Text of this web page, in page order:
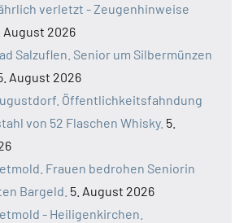
verletzt - Zeugenhinweise
August 2026
Salzuflen. Senior um Silbermünzen
August 2026
Öffentlichkeitsfahndung
von 52 Flaschen Whisky. 5.
Frauen bedrohen Seniorin
Bargeld. 5. August 2026
- Heiligenkirchen.